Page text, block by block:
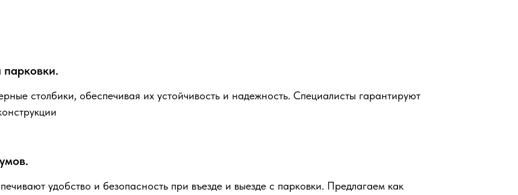
столбики, обеспечивая их устойчивость и надежность. Специалисты гарантируют
удобство и безопасность при въезде и выезде с парковки. Предлагаем как